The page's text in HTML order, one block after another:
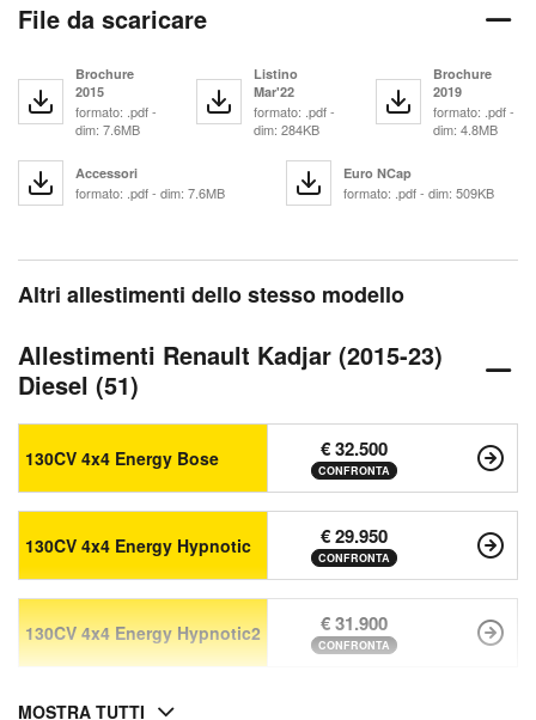
File da scaricare
Brochure
2015
formato: .pdf -
dim: 7.6MB
Listino
Mar'22
formato: .pdf -
dim: 284KB
Brochure
2019
formato: .pdf -
dim: 4.8MB
Accessori
formato: .pdf - dim: 7.6MB
Euro NCap
formato: .pdf - dim: 509KB
Altri allestimenti dello stesso modello
Allestimenti Renault Kadjar (2015-23)
Diesel (51)
130CV 4x4 Energy Bose € 32.500
CONFRONTA
130CV 4x4 Energy Hypnotic € 29.950
CONFRONTA
130CV 4x4 Energy Hypnotic2 € 31.900
CONFRONTA
MOSTRA TUTTI